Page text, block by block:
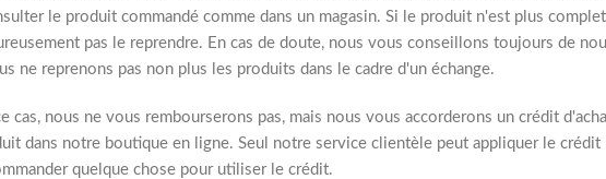
le produit commandé comme dans un magasin. Si le produit n'est plus complet
pas le reprendre. En cas de doute, nous vous conseillons toujours de
ne reprenons pas non plus les produits dans le cadre d'un échange.
cas, nous ne vous rembourserons pas, mais nous vous accorderons un crédit
dans notre boutique en ligne. Seul notre service clientèle peut appliquer le crédit
quelque chose pour utiliser le crédit.